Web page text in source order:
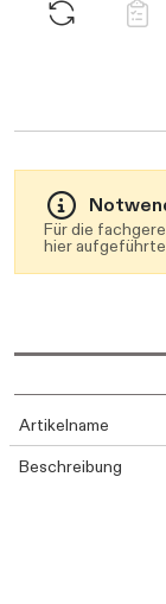
Für die
hier
Artikelname
Beschreibung